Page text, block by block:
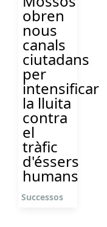
obren
nous
canals
ciutadans
per
intensificar
la lluita
contra
el
tràfic
d'éssers
humans
Successos